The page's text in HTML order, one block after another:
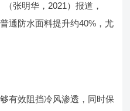
张明华，2021）报道，
通防水面料提升约40%，尤
有效阻挡冷风渗透，同时保